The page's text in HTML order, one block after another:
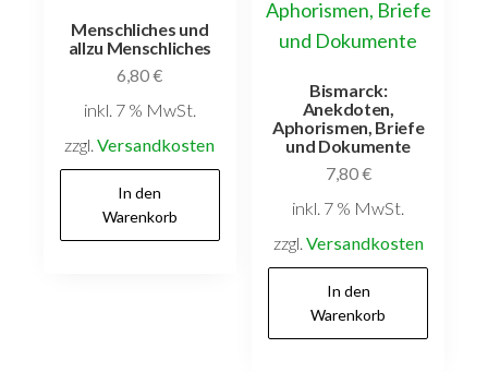
Menschliches und
allzu Menschliches
6,80€
inkl. 7 % MwSt.
zzgl.Versandkosten
In den
Warenkorb
Bismarck:
Anekdoten,
Aphorismen, Briefe
und Dokumente
7,80€
inkl. 7 % MwSt.
zzgl. Versandkosten
In den
Warenkorb